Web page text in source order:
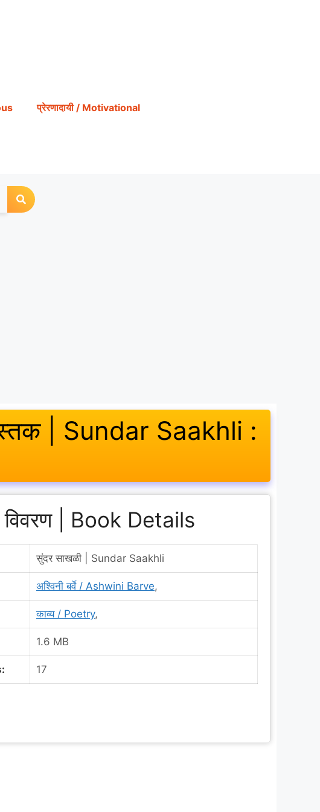
प्रेरणादायी / Motivational
पुस्तक | Sundar Saakhli :
| Book Details
सुंदर साखळी | Sundar Saakhli
अश्विनी बर्वे / Ashwini Barve,
काव्य / Poetry,
1.6 MB
17